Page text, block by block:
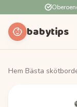
babytips
Hem Bästa